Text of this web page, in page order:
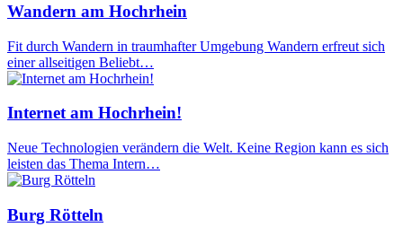
Wandern am Hochrhein
Fit durch Wandern in traumhafter Umgebung Wandern erfreut sich
einer allseitigen Beliebt…
Internet am Hochrhein!
Neue Technologien verändern die Welt. Keine Region kann es sich
leisten das Thema Intern…
Burg Rötteln